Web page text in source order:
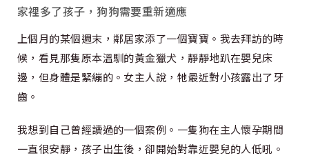
家裡多了孩子，狗狗需要重新適應
上個月的某個週末，鄰居家添了一個寶寶。我去拜訪的時
候，看見那隻原本溫馴的黃金獵犬，靜靜地趴在嬰兒床
邊，但身體是緊繃的。女主人說，牠最近對小孩露出了牙
齒。
我想到自己曾經讀過的一個案例。一隻狗在主人懷孕期間
一直很安靜，孩子出生後，卻開始對靠近嬰兒的人低吼。